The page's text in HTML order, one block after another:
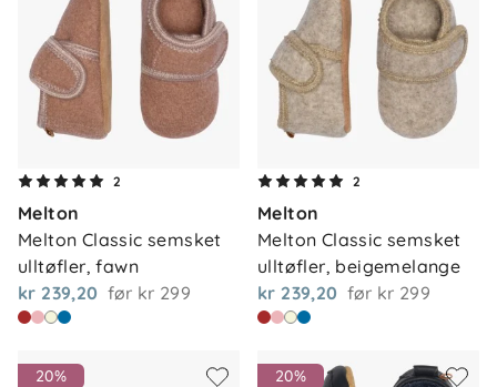
2
Melton
Melton Classic semsket
ulltøfler, fawn
kr 239,20 før kr 299
2
Melton
Melton Classic semsket
ulltøfler, beigemelange
kr 239,20 før kr 299
20% 20%